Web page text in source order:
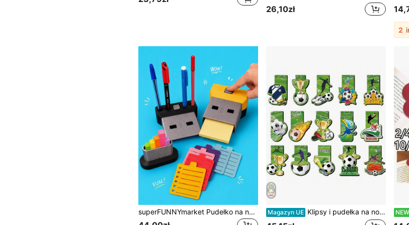
26,10zł
2
superFUNNYmarket Pudełko na notatki w kształcie USB, organizer na biurko z uchwytem na długopis, kreatywne akcesoria biurowe, akcesoria na biurko do szkoły, domu, miejsca pracy, codziennego użytku, nauki i organizacji biura, regał do przechowywania na biurko, prezenty na święta i urodziny Magazyn UE Klipsy i pudełka na notatki NEW